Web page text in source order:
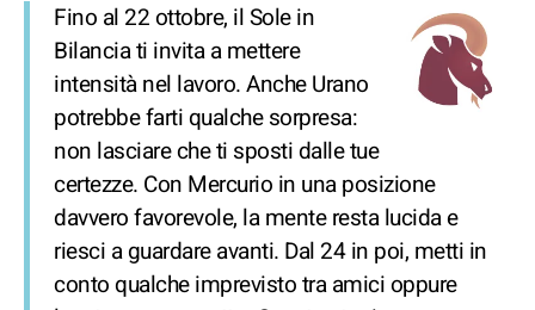
Fino al 22 ottobre, il Sole in
Bilancia ti invita a mettere
intensità nel lavoro. Anche Urano
potrebbe farti qualche sorpresa:
non lasciare che ti sposti dalle tue
certezze. Con Mercurio in una posizione
davvero favorevole, la mente resta lucida e
riesci a guardare avanti. Dal 24 in poi, metti in
conto qualche imprevisto tra amici oppure